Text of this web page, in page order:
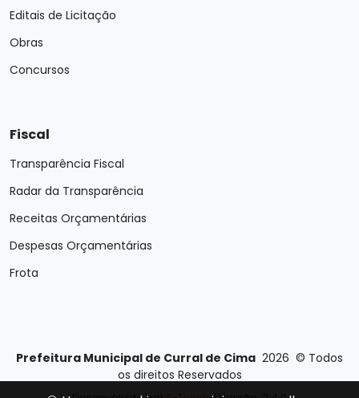
Editais de Licitação
Obras
Concursos
Fiscal
Transparência Fiscal
Radar da Transparência
Receitas Orçamentárias
Despesas Orçamentárias
Frota
Prefeitura Municipal de Curral de Cima 2026 © Todos
os direitos Reservados